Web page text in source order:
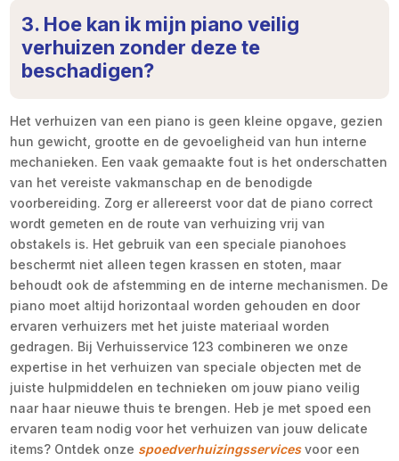
3. Hoe kan ik mijn piano veilig
verhuizen zonder deze te
beschadigen?
Het verhuizen van een piano is geen kleine opgave, gezien
hun gewicht, grootte en de gevoeligheid van hun interne
mechanieken. Een vaak gemaakte fout is het onderschatten
van het vereiste vakmanschap en de benodigde
voorbereiding. Zorg er allereerst voor dat de piano correct
wordt gemeten en de route van verhuizing vrij van
obstakels is. Het gebruik van een speciale pianohoes
beschermt niet alleen tegen krassen en stoten, maar
behoudt ook de afstemming en de interne mechanismen. De
piano moet altijd horizontaal worden gehouden en door
ervaren verhuizers met het juiste materiaal worden
gedragen. Bij Verhuisservice 123 combineren we onze
expertise in het verhuizen van speciale objecten met de
juiste hulpmiddelen en technieken om jouw piano veilig
naar haar nieuwe thuis te brengen. Heb je met spoed een
ervaren team nodig voor het verhuizen van jouw delicate
items? Ontdek onze spoedverhuizingsservicesvoor een